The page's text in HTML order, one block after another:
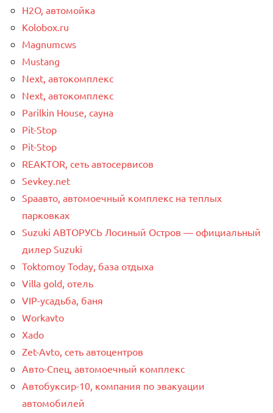
H2O, автомойка
Kolobox.ru
Magnumcws
Mustang
Next, автокомплекс
Next, автокомплекс
Parilkin House, сауна
Pit-Stop
Pit-Stop
REAKTOR, сеть автосервисов
Sevkey.net
Spaавто, автомоечный комплекс на теплых
парковках
Suzuki АВТОРУСЬ Лосиный Остров — официальный
дилер Suzuki
Toktomoy Today, база отдыха
Villa gold, отель
VIP-усадьба, баня
Workavto
Xado
Zet-Avto, сеть автоцентров
Авто-Спец, автомоечный комплекс
Автобуксир-10, компания по эвакуации
автомобилей